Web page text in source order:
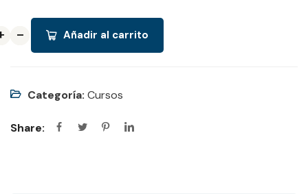
-
-
- Añadir al carrito
Categoría: Cursos
Share: